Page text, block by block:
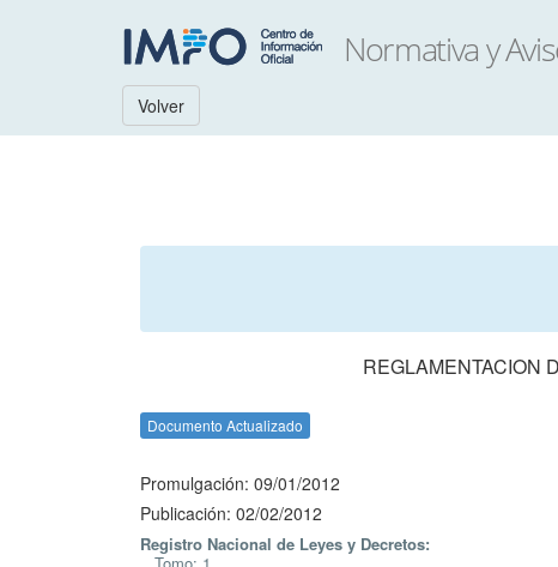
Volver
REGLAMENTACION
Documento Actualizado
Promulgación: 09/01/2012
Publicación: 02/02/2012
Registro Nacional de Leyes y Decretos: